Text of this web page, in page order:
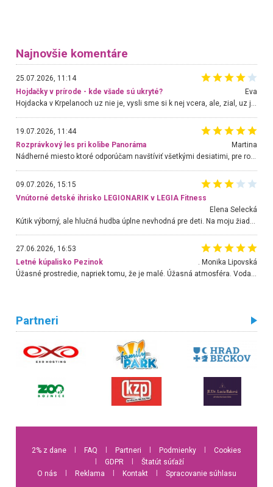
Najnovšie komentáre
25.07.2026, 11:14
Hojdačky v prírode - kde všade sú ukryté?
Eva
Hojdacka v Krpelanoch uz nie je, vysli sme si k nej vcera, ale, zial, uz je znicena. Ak sem planujete cestu len kvoli hojdacke, mozete si ju usetrit. Krasny vyhlad je tu vsak aj bez hojdacky :-)
19.07.2026, 11:44
Rozprávkový les pri kolibe Panoráma
Martina
Nádherné miesto ktoré odporúčam navštíviť všetkými desiatimi, pre rodiny s deťmi, dôchodcom... Proste a jednoducho ozaj rozprávkový les.. určite ešte prídeme. Odniesli sme si na pamiatku krásne tričká,
09.07.2026, 15:15
Vnútorné detské ihrisko LEGIONARIK v LEGIA Fitness
Elena Selecká
27.06.2026, 16:53
Letné kúpalisko Pezinok
. Monika Lipovská
Úžasné prostredie, napriek tomu, že je malé. Úžasná atmosféra. Voda fantastická a nádherná. Ľudí je pomerne veľa, ale su mili a ohľaduplní. Je veľmi zaujímavé sledovať, ako dokážu spolu športovať cudzí ľudia a bez ohľadu na vek. Vládne tu pohoda. Vnuka neviem dostať z vody. Ďakujem za krásny deň . Urcite sa sem vrátim. Jediný problém je s parkovaním, ale aj ten sa mi podarilo vyriešiť. Monika Bratislava
Partneri
2% z dane FAQ Partneri Podmienky
Cookies
GDPR
Štatút súťaží
O nás
Reklama Kontakt Spracovanie súhlasu